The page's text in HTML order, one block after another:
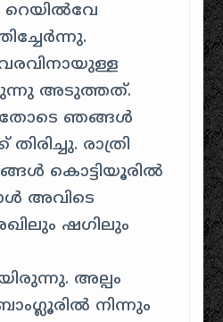
റെയിൽവേ
അടുത്തത്.
ഞങ്ങൾ
രാത്രി
കൊട്ടിയൂരിൽ
അവിടെ
ഷഗിലും
അല്പം
നിന്നും